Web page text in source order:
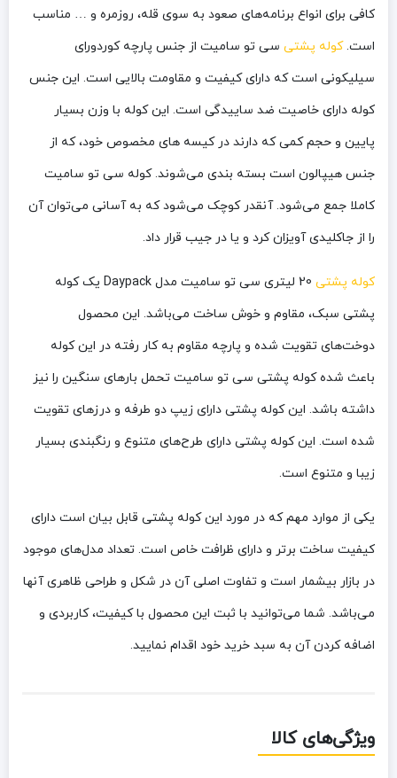
کافی برای انواع برنامه‌های صعود به سوی قله، روزمره و … مناسب
است.کوله پشتی سی تو سامیت از جنس پارچه کوردورای
سیلیکونی است که دارای کیفیت و مقاومت بالایی است. این جنس
کوله دارای خاصیت ضد ساییدگی است. این کوله با وزن بسیار
پایین و حجم کمی که دارند در کیسه های مخصوص خود، که از
جنس هیپالون است بسته بندی می­‌شوند.کوله سی تو سامیت
کاملا جمع می‌شود. آنقدر کوچک می‌شود که به آسانی می‌توان آن
را از جاکلیدی آویزان کرد و یا در جیب قرار داد.
کوله پشتی
20 لیتری سی تو سامیت مدل Daypack یک کوله
پشتی سبک، مقاوم و خوش ساخت می‌باشد. این محصول
دوخت‌های تقویت شده و پارچه مقاوم به کار رفته در این کوله
باعث شده کوله پشتی سی تو سامیت تحمل بارهای سنگین را نیز
داشته باشد. این کوله پشتی دارای زیپ دو طرفه و درزهای تقویت
شده است. این کوله پشتی دارای طرح‌های متنوع و رنگبندی بسیار
زیبا و متنوع است.
یکی از موارد مهم که در مورد این کوله پشتی قابل بیان است دارای
کیفیت ساخت برتر و دارای ظرافت خاص است. تعداد مدل‌های موجود
در بازار بیشمار است و تفاوت اصلی آن در شکل و طراحی ظاهری آنها
می‌باشد. شما می‌توانید با ثبت این محصول با کیفیت، کاربردی و
اضافه کردن آن به سبد خرید خود اقدام نمایید.
ویژگی‌های کالا